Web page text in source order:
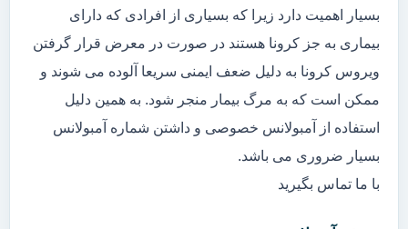
بسیار اهمیت دارد زیرا که بسیاری از افرادی که دارای
بیماری به جز کرونا هستند در صورت در معرض قرار گرفتن
ویروس کرونا به دلیل ضعف ایمنی سریعا آلوده می شوند و
ممکن است که به مرگ بیمار منجر شود. به همین دلیل
استفاده از آمبولانس خصوصی و داشتن شماره آمبولانس
بسیار ضروری می باشد.
با ما تماس بگیرید